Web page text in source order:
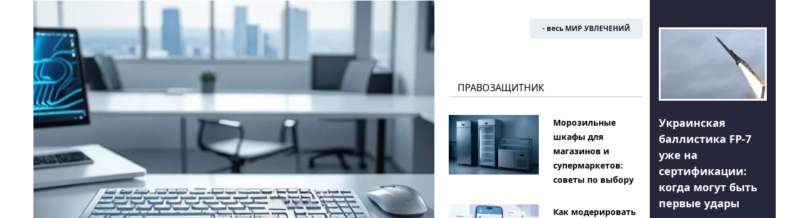
- весь МИР УВЛЕЧЕНИЙ
ПРАВОЗАЩИТНИК
Морозильные
шкафы для
магазинов и
супермаркетов:
советы по выбору
Как модерировать
Украинская
баллистика FP-7
уже на
сертификации:
когда могут быть
первые удары